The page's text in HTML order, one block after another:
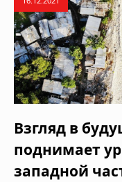
Взгляд в
поднимает
западной